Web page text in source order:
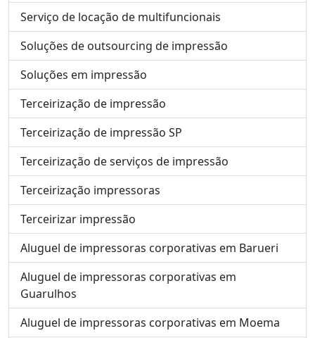
Serviço de locação de multifuncionais
Soluções de outsourcing de impressão
Soluções em impressão
Terceirização de impressão
Terceirização de impressão SP
Terceirização de serviços de impressão
Terceirização impressoras
Terceirizar impressão
Aluguel de impressoras corporativas em Barueri
Aluguel de impressoras corporativas em
Guarulhos
Aluguel de impressoras corporativas em Moema